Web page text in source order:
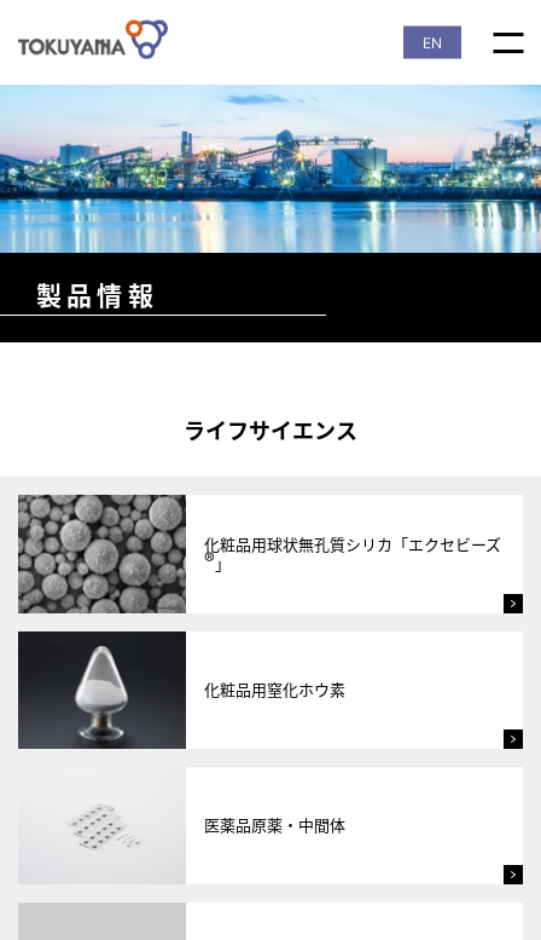
EN
製品情報
ライフサイエンス
化粧品用球状無孔質シリカ「エクセビーズ
®」
化粧品用窒化ホウ素
医薬品原薬・中間体